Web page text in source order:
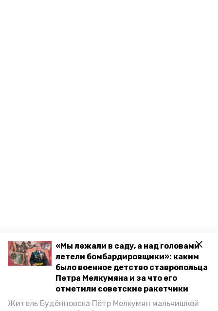
«Мы лежали в саду, а над головами
летели бомбардировщики»: каким
было военное детство ставропольца
Петра Мелкумяна и за что его
отметили советские ракетчики
Житель Будённовска Пётр Мелкумян мальчишкой